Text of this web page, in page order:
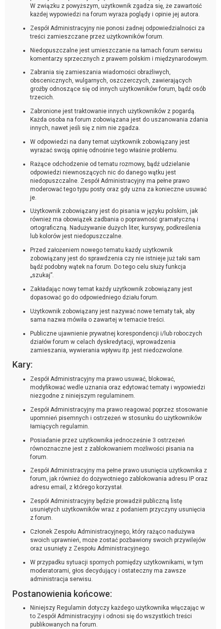
W związku z powyższym, użytkownik zgadza się, że zawartość
każdej wypowiedzi na forum wyraża poglądy i opinie jej autora.
Zespół Administracyjny nie ponosi żadnej odpowiedzialności za
treści zamieszczane przez użytkowników forum.
Niedopuszczalne jest umieszczanie na łamach forum serwisu
komentarzy sprzecznych z prawem polskim i międzynarodowym.
Zabrania się zamieszania wiadomości obraźliwych,
obscenicznych, wulgarnych, oszczerczych, zawierających
groźby odnoszące się od innych użytkowników forum, bądź osób
trzecich.
Zabronione jest traktowanie innych użytkowników z pogardą.
Każda osoba na forum zobowiązana jest do uszanowania zdania
innych, nawet jeśli się z nim nie zgadza.
W odpowiedzi na dany temat użytkownik zobowiązany jest
wyrażać swoją opinię odnośnie tego właśnie problemu.
Rażące odchodzenie od tematu rozmowy, bądź udzielanie
odpowiedzi niewnoszących nic do danego wątku jest
niedopuszczalne. Zespół Administracyjny ma pełne prawo
moderować tego typu posty oraz gdy uzna za konieczne usuwać
je.
Użytkownik zobowiązany jest do pisania w języku polskim, jak
również ma obowiązek zadbania o poprawność gramatyczną i
ortograficzną. Nadużywanie dużych liter, kursywy, podkreślenia
lub kolorów jest niedopuszczalne.
Przed założeniem nowego tematu każdy użytkownik
zobowiązany jest do sprawdzenia czy nie istnieje już taki sam
bądź podobny wątek na forum. Do tego celu służy funkcja
„szukaj”.
Zakładając nowy temat każdy użytkownik zobowiązany jest
dopasować go do odpowiedniego działu forum.
Użytkownik zobowiązany jest nazywać nowe tematy tak, aby
sama nazwa mówiła o zawartej w temacie treści.
Publiczne ujawnienie prywatnej korespondencji i/lub roboczych
działów forum w celach dyskredytacji, wprowadzenia
zamieszania, wywierania wpływu itp. jest niedozwolone.
Kary:
Zespół Administracyjny ma prawo usuwać, blokować,
modyfikować wedle uznania oraz edytować tematy i wypowiedzi
niezgodne z niniejszym regulaminem.
Zespół Administracyjny ma prawo reagować poprzez stosowanie
upomnień pisemnych i ostrzeżeń w stosunku do użytkowników
łamiących regulamin.
Posiadanie przez użytkownika jednocześnie 3 ostrzeżeń
równoznaczne jest z zablokowaniem możliwości pisania na
forum.
Zespół Administracyjny ma pełne prawo usunięcia użytkownika z
forum, jak również do dożywotniego zablokowania adresu IP oraz
adresu email, z którego korzystał.
Zespół Administracyjny będzie prowadził publiczną listę
usuniętych użytkowników wraz z podaniem przyczyny usunięcia
z forum.
Członek Zespołu Administracyjnego, który rażąco nadużywa
swoich uprawnień, może zostać pozbawiony swoich przywilejów
oraz usunięty z Zespołu Administracyjnego.
W przypadku sytuacji spornych pomiędzy użytkownikami, w tym
moderatorami, głos decydujący i ostateczny ma zawsze
administracja serwisu.
Postanowienia końcowe:
Niniejszy Regulamin dotyczy każdego użytkownika włączając w
to Zespół Administracyjny i odnosi się do wszystkich treści
publikowanych na forum.